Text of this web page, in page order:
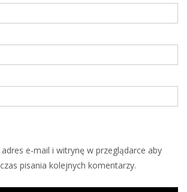
e-mail i witrynę w przeglądarce aby
pisania kolejnych komentarzy.